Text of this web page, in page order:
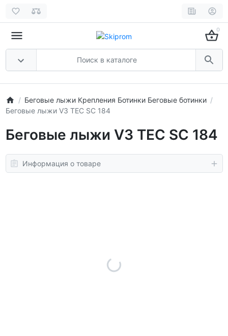
0
Беговые лыжи Крепления Ботинки Беговые ботинки
Беговые лыжи V3 TEC SC 184
Беговые лыжи V3 TEC SC 184
Информация о товаре